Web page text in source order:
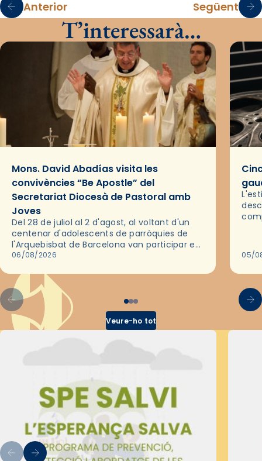
Anterior Següent
T’interessarà…
Mons. David Abadías visita les
convivències “Be Apostle” del
Secretariat Diocesà de Pastoral amb
Joves
Del 28 de juliol al 2 d'agost, al voltant d'un
centenar d'adolescents de parròquies de
l'Arquebisbat de Barcelona van participar en
les convivències Be Apostle, organitzades
06/08/2026 05/
Veure-ho tot